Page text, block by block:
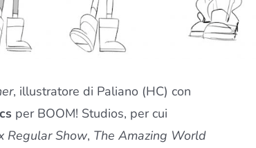
, illustratore di Paliano (HC) con
per BOOM! Studios, per cui
Regular Show, The Amazing World